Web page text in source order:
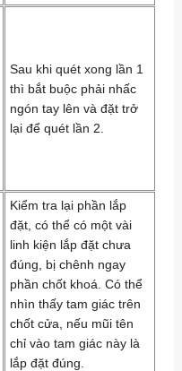
Sau khi quét xong lần 1
thì bắt buộc phải nhấc
ngón tay lên và đặt trở
lại để quét lần 2.
Kiểm tra lại phần lắp
đặt, có thể có một vài
linh kiện lắp đặt chưa
đúng, bị chênh ngay
phần chốt khoá. Có thể
nhìn thấy tam giác trên
chốt cửa, nếu mũi tên
chỉ vào tam giác này là
lắp đặt đúng.